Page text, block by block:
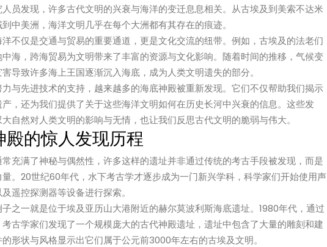
员发现，许多古代文明的兴衰与海洋的变迁息息相关。从古埃及到美索不达米
中美洲，海洋文明几乎在每个大洲都有其存在的痕迹。
不仅是交通与贸易的重要通道，更是文化交流的纽带。例如，古埃及的法老们
海，跨海贸易为文明带来了丰富的资源与文化影响。随着时间的推移，气候变
导致许多海上王国逐渐沉入海底，成为人类文明遗失的部分。
与先进技术的支持，越来越多的海底神殿被重新发现。它们不仅帮助我们揭示
，还为我们提供了关于这些海洋文明如何在历史长河中兴衰的信息。这些发
自然对人类文明的影响与无情，也让我们反思古代文明的脆弱与伟大。
殿的惊人发现历程
充满了神秘与偶然性，许多这样的遗址并非通过传统的考古手段被发现，而是
。20世纪60年代，水下考古学才逐步成为一门新兴学科，科学家们开始使用声
遥控探测器等设备进行探索。
之一就是位于埃及亚历山大港附近的赫尔莫波利斯海底遗址。1980年代，通过
古学家们发现了一个规模庞大的古代神殿遗址，遗址中包含了大量的雕刻和建
形状与风格显示出它们属于公元前3000年左右的古埃及文明。